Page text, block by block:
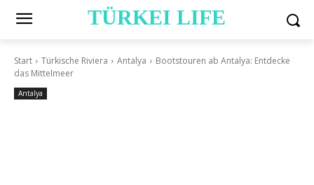
TÜRKEI LIFE
Start Türkische Riviera Antalya
Bootstouren ab Antalya: Entdecke
das Mittelmeer
Antalya